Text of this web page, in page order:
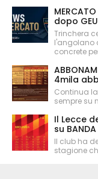
dopo
Trinchera
l'angolano
concrete
4mila
Continua
sempre su
Il Lecce
su
Il club ha
stagione